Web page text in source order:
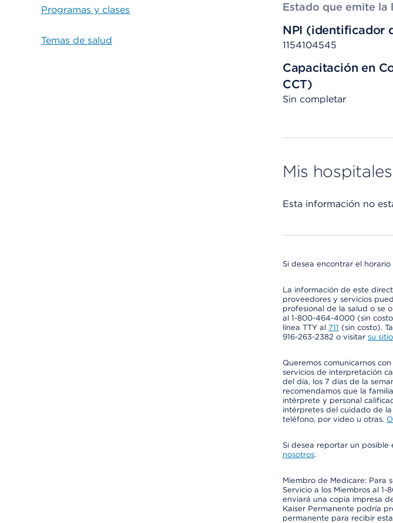
Programas y clases
Temas de salud
Estado que emite la
NPI (identificador
1154104545
Capacitación en
CCT)
Sin completar
Mis hospitales
Esta información no
Si desea encontrar el
La información de este
proveedores y servicios
profesional de la salud o se
al 1-800-464-4000 (sin
línea TTY al 711 (sin costo).
916-263-2382 o visitar su
Queremos comunicarnos
servicios de interpretación
del día, los 7 días de la
recomendamos que la
intérprete y personal
intérpretes del cuidado de
teléfono, por video u otras.
Si desea reportar un
nosotros.
Miembro de Medicare: Para
Servicio a los Miembros al
enviará una copia impresa
Kaiser Permanente podría
permanente para recibir